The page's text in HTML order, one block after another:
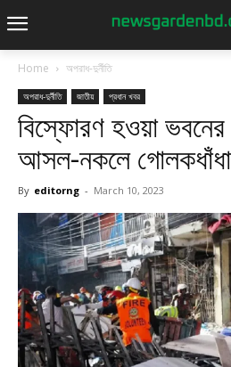
Home অপরাধ-দুর্নীতি
অপরাধ-দুর্নীতি জাতীয় প্রধান খবর
বিস্ফোরণ হওয়া
আসল-নকলে
By editorng - March 10, 2023